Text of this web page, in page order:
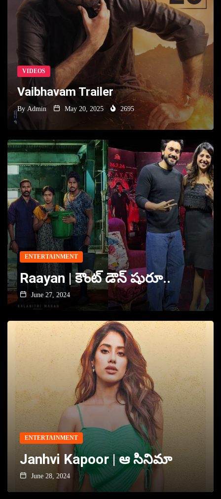
VIDEOS
Vaibhavam Trailer
By Admin May 20, 2025 2695
ENTERTAINMENT
Raayan | కౌంట్‌ డౌన్‌ షురూ..
June 27, 2024
ENTERTAINMENT
Janhvi Kapoor | ఆ సినిమా
June 28, 2024